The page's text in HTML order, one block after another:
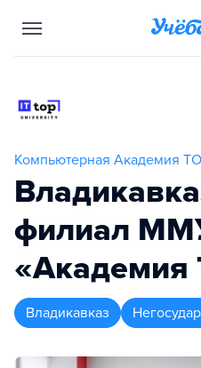
Компьютерная Академия
филиал
Владикавказ